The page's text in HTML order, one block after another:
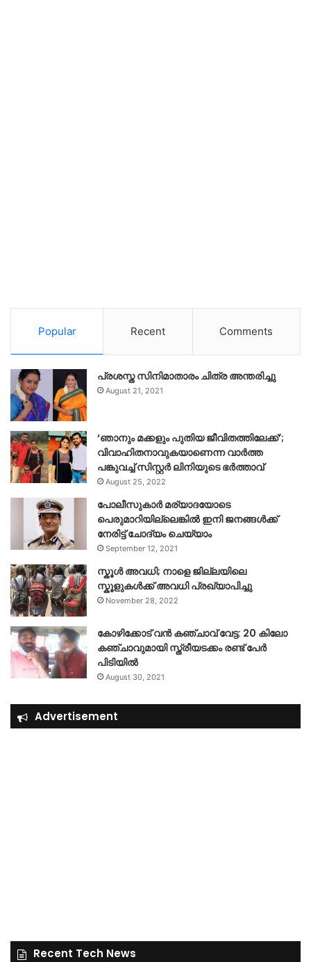
Popular Recent Comments
പ്രശസ്ത സിനിമാതാരം ചിത്ര അന്തരിച്ചു
August 21, 2021
‘ഞാനും മക്കളും പുതിയ ജീവിതത്തിലേക്ക്’;
വിവാഹിതനാവുകയാണെന്ന വാർത്ത
പങ്കുവച്ച് സിസ്റ്റർ ലിനിയുടെ ഭർത്താവ്
August 25, 2022
പോലീസുകാര്‍ മര്യാദയോടെ
പെരുമാറിയില്ലെങ്കില്‍ ഇനി ജനങ്ങള്‍ക്ക്
നേരിട്ട് ചോദ്യം ചെയ്യാം
September 12, 2021
സ്കൂൾ അവധി; നാളെ ജില്ലയിലെ
സ്കൂളുകൾക്ക് അവധി പ്രഖ്യാപിച്ചു
November 28, 2022
കോഴിക്കോട് വൻ കഞ്ചാവ് വേട്ട: 20 കിലോ
കഞ്ചാവുമായി സ്ത്രീയടക്കം രണ്ട് പേർ
പിടിയിൽ
August 30, 2021
Advertisement
Recent Tech News